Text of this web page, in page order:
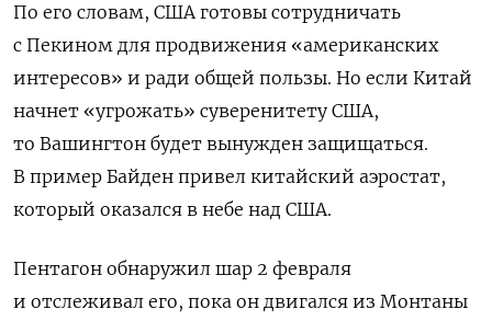
По его словам, США готовы сотрудничать
с Пекином для продвижения «американских
интересов» и ради общей пользы. Но если Китай
начнет «угрожать» суверенитету США,
то Вашингтон будет вынужден защищаться.
В пример Байден привел китайский аэростат,
который оказался в небе над США.
Пентагон обнаружил шар 2 февраля
и отслеживал его, пока он двигался из Монтаны